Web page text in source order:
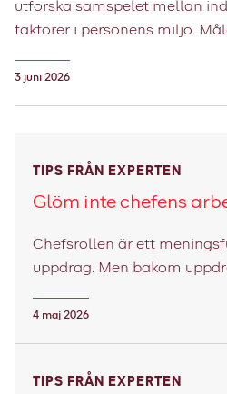
utforska samspelet mellan
faktorer i personens miljö.
jobbet.
3 juni 2026
TIPS FRÅN EXPERTEN
Glöm inte chefens
Chefsrollen är ett
uppdrag. Men bakom
stor ansvarstyngd och
egen arbetsmiljö.
4 maj 2026
TIPS FRÅN EXPERTEN